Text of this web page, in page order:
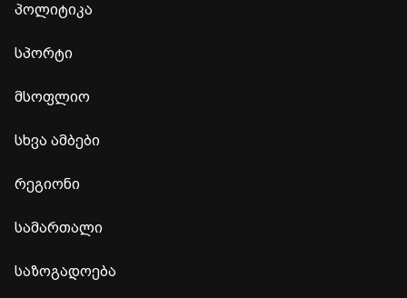
პოლიტიკა
სპორტი
მსოფლიო
სხვა ამბები
რეგიონი
სამართალი
საზოგადოება